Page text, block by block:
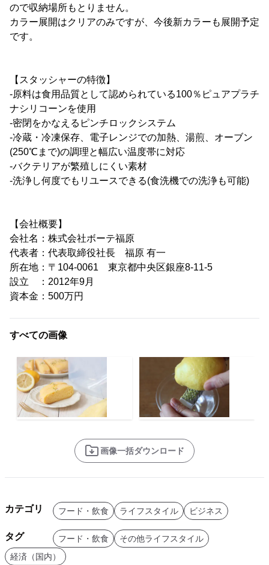
ので収納場所もとりません。
カラー展開はクリアのみですが、今後新カラーも展開予定
です。
【スタッシャーの特徴】
-原料は食用品質として認められている100％ピュアプラチ
ナシリコーンを使用
-密閉をかなえるピンチロックシステム
-冷蔵・冷凍保存、電子レンジでの加熱、湯煎、オーブン
(250℃まで)の調理と幅広い温度帯に対応
-バクテリアが繁殖しにくい素材
-洗浄し何度でもリユースできる(食洗機での洗浄も可能)
【会社概要】
会社名：株式会社ボーテ福原
代表者：代表取締役社長 福原 有一
所在地：〒104-0061 東京都中央区銀座8-11-5
設立 ：2012年9月
資本金：500万円
すべての画像
画像一括ダウンロード
カテゴリ フード・飲食 ライフスタイル ビジネス
タグ フード・飲食
その他ライフスタイル
経済（国内）